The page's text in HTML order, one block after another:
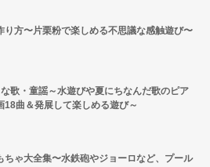
り方〜片栗粉で楽しめる不思議な感触遊び〜
歌・童謡～水遊びや夏にちなんだ歌のピア
18曲＆発展して楽しめる遊び～
ちゃ大全集〜水鉄砲やジョーロなど、プール